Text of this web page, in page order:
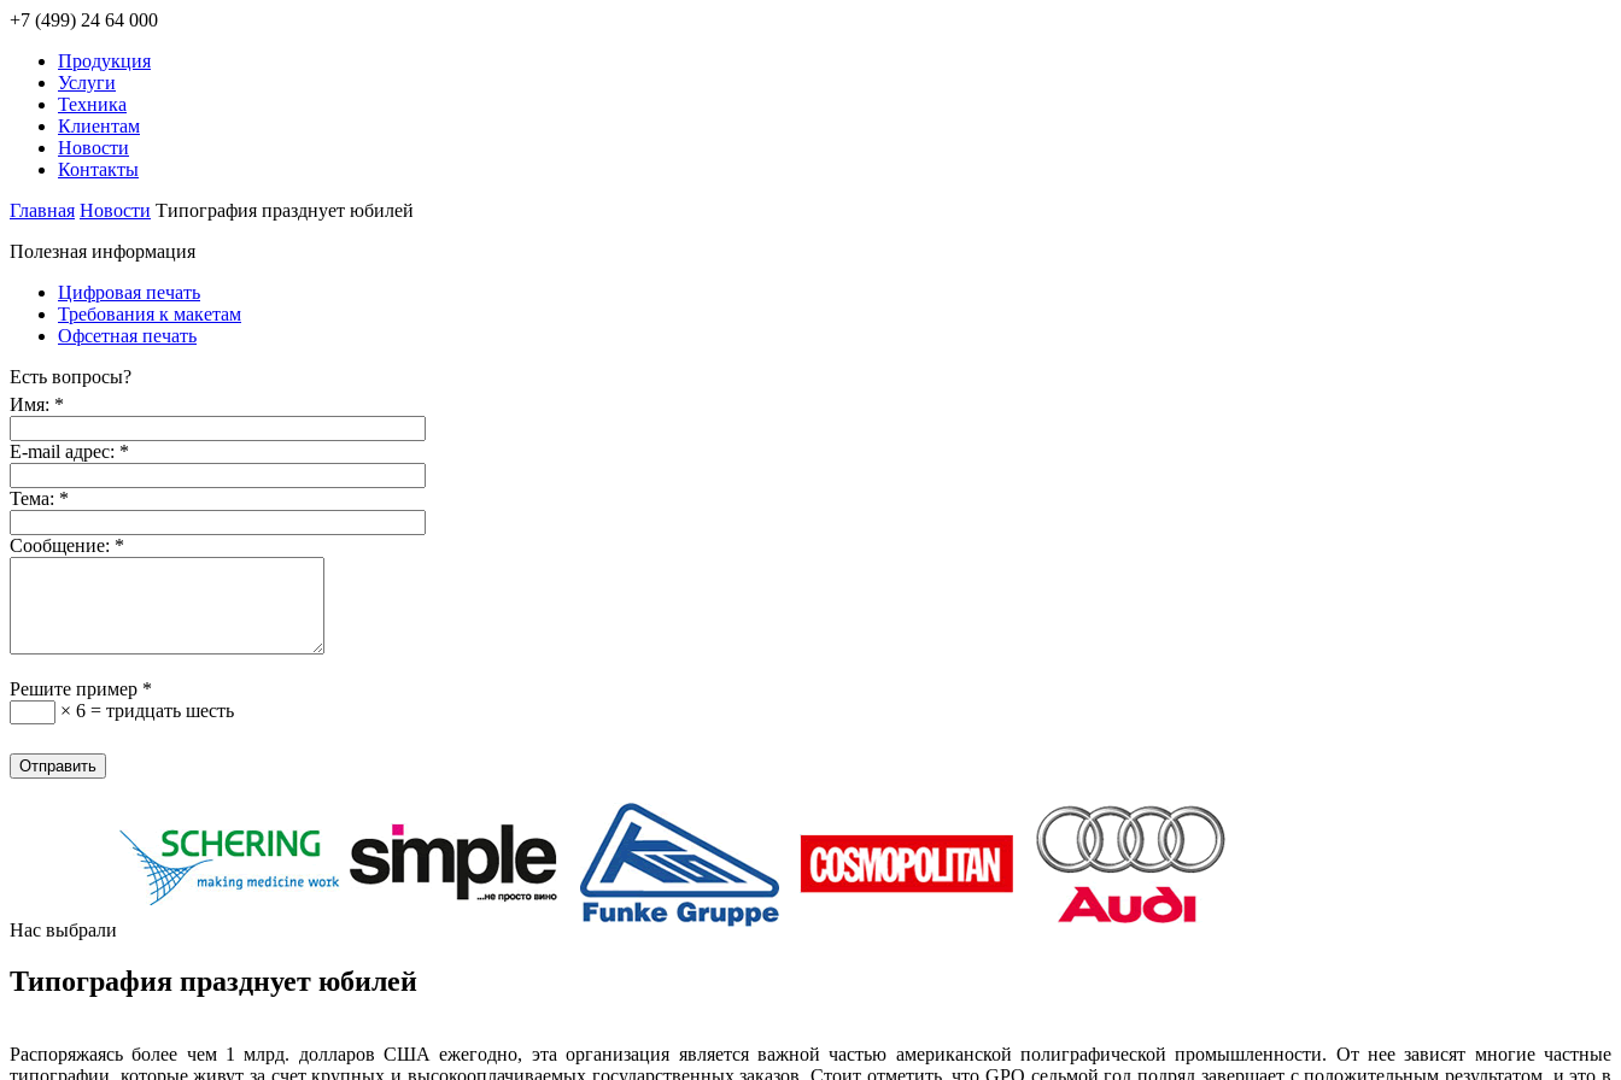
+7 (499) 24 64 000
Продукция
Услуги
Техника
Клиентам
Новости
Контакты
Главная Новости Типография празднует юбилей
Полезная информация
Цифровая печать
Требования к макетам
Офсетная печать
Есть вопросы?
Имя: *
E-mail адрес: *
Тема: *
Сообщение: *
Решите пример *
× 6 = тридцать шесть
Нас выбрали
Типография празднует юбилей
Распоряжаясь более чем 1 млрд. долларов США ежегодно, эта организация является важной частью американской полиграфической промышленности. От нее зависят многие частные
типографии, которые живут за счет крупных и высокооплачиваемых государственных заказов. Стоит отметить, что GPO седьмой год подряд завершает с положительным результатом, и это в